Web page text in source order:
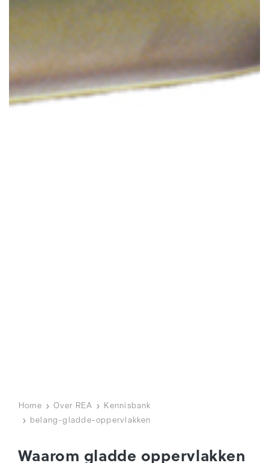
Home Over REA
Kennisbank
belang-gladde-oppervlakken
Waarom gladde oppervlakken